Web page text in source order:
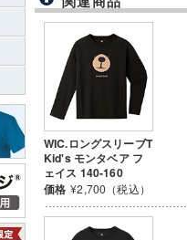
WIC.ロングスリーブT
Kid's モンタベア フ
ェイス 140-160
価格 ¥2,700（税込）